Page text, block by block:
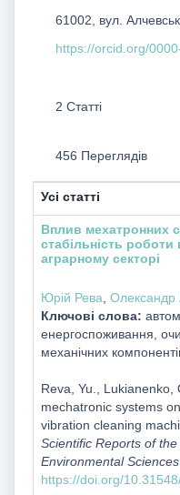
61002, вул.
https://orcid.org/
2 Статті
456 Переглядів
Усі статті
Вплив мехатронних
стабільність
аграрному секторі
Юрій Рева Олександр
Ключові слова:
енергоспоживання,
механічних
Reva, Yu.,
mechatronic systems
vibration cleaning
Scientific Reports of
Environmental
https://doi.org/